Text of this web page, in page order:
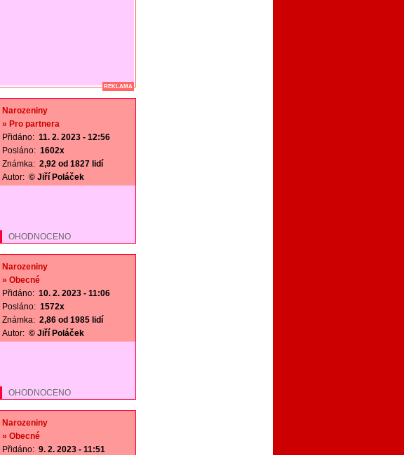
REKLAMA
Narozeniny
» Pro partnera
Přidáno: 11. 2. 2023 - 12:56
Posláno: 1602x
Známka: 2,92 od 1827 lidí
Autor: © Jiří Poláček
OHODNOCENO
Narozeniny
» Obecné
Přidáno: 10. 2. 2023 - 11:06
Posláno: 1572x
Známka: 2,86 od 1985 lidí
Autor: © Jiří Poláček
OHODNOCENO
Narozeniny
» Obecné
Přidáno: 9. 2. 2023 - 11:51